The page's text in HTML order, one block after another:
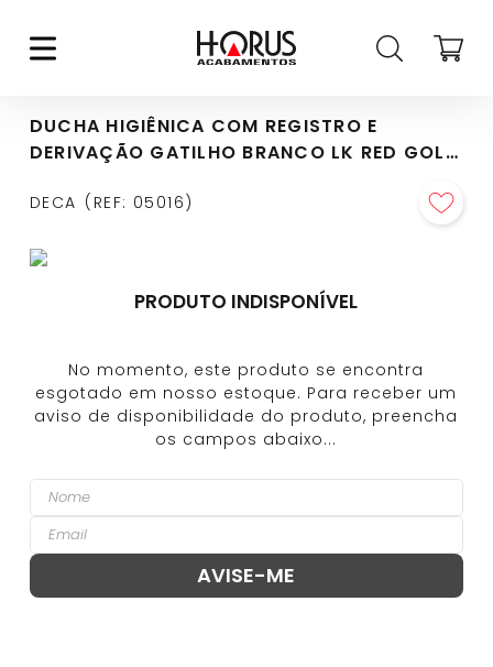
DUCHA HIGIÊNICA COM REGISTRO E
DERIVAÇÃO GATILHO BRANCO LK RED GOLD
DECA REF: 05016
PRODUTO INDISPONÍVEL